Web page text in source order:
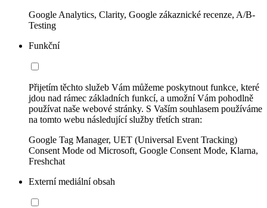
Google Analytics, Clarity, Google zákaznické recenze, A/B-
Testing
Funkční
Přijetím těchto služeb Vám můžeme poskytnout funkce, které
jdou nad rámec základních funkcí, a umožní Vám pohodlně
používat naše webové stránky. S Vaším souhlasem používáme
na tomto webu následující služby třetích stran:
Google Tag Manager, UET (Universal Event Tracking)
Consent Mode od Microsoft, Google Consent Mode, Klarna,
Freshchat
Externí mediální obsah